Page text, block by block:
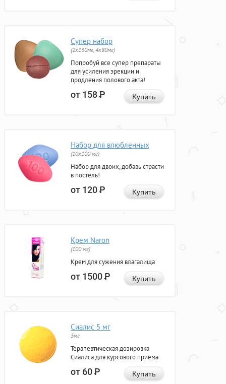
Супер набор
(2х160мг, 4х80мг)
Попробуй все супер препараты
для усиления эрекции и
продления полового акта!
от 158Р Купить
Набор для влюбленных
(10х100 мг)
Набор для двоих, добавь страсти
в постель!
от 120Р Купить
Крем Naron
(100 мг)
Крем для сужения влагалища
от 1500Р Купить
Сиалис 5 мг
5мг
Терапевтическая дозировка
Сиалиса для курсового приема
от 60Р Купить